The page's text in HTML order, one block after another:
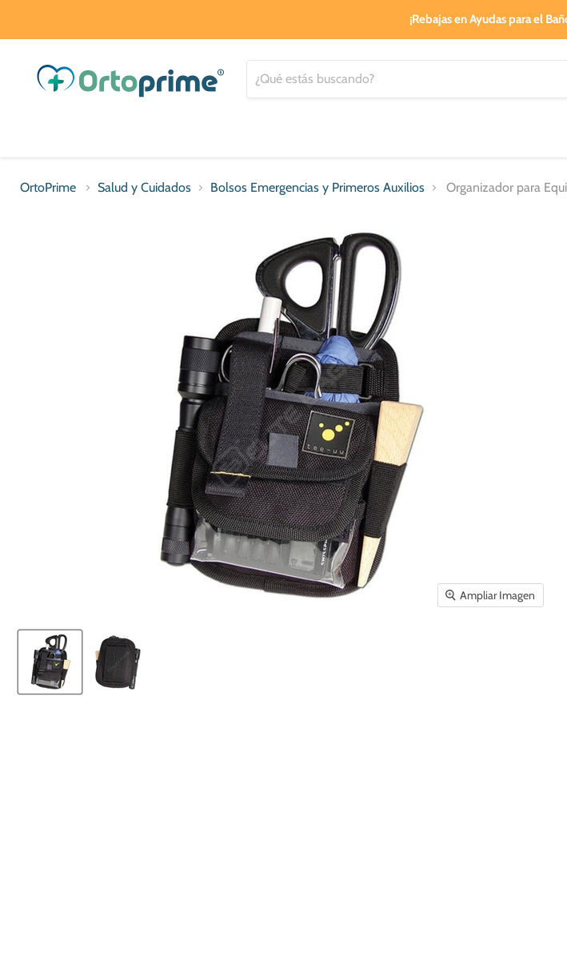
¡Rebajas en Ayudas para el
OrtoPrime Salud y Cuidados Bolsos Emergencias y Primeros Auxilios Organizador para
Ampliar Imagen